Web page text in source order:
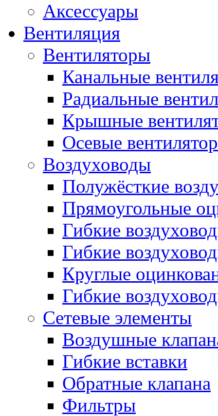
Аксессуары
Вентиляция
Вентиляторы
Канальные
Радиальные
Крышные
Осевые
Воздуховоды
Полужёсткие
Прямоугольные
Гибкие
Гибкие
Круглые
Гибкие
Сетевые элементы
Воздушные
Гибкие вставки
Обратные клапана
Фильтры